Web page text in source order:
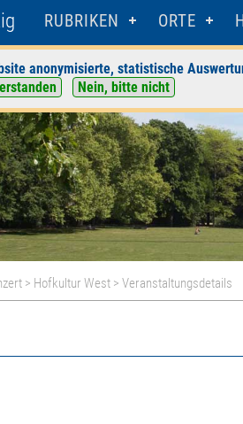
RUBRIKEN ORTE
anonymisierte, statistische
Nein, bitte nicht
> Hofkultur West > Veranstaltungsdetails